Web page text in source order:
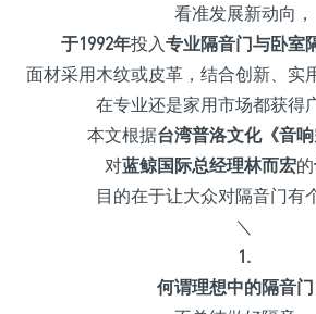
看准发展新动向，
于1992年投入专业隔音门与卧室
面材采用木纹或皮革，结合创新、实
在专业还是家用市场都获得
本文根据台湾普洛文化《音响
对蓝鲸国际总经理林而宏的
目的在于让大众对隔音门有
＼
1.
何谓理想中的隔音门